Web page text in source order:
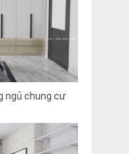
ngủ chung cư